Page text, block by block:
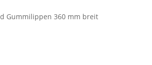
Gummilippen 360 mm breit